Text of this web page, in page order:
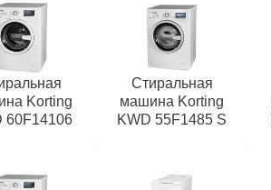
Korting
60F14106
Стиральная
машина Korting
KWD 55F1485 S